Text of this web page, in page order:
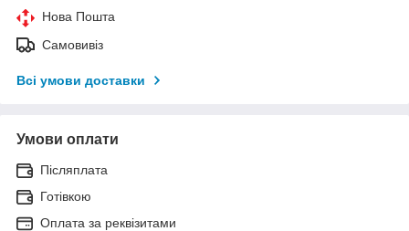
Нова Пошта
Самовивіз
Всі умови доставки
Умови оплати
Післяплата
Готівкою
Оплата за реквізитами